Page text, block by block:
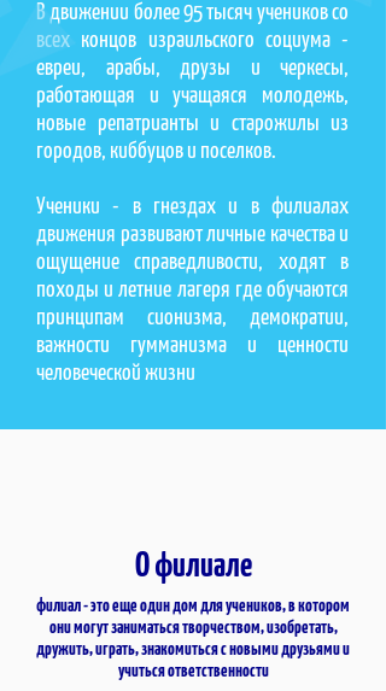
В движении более 95 тысяч учеников со
всех концов израильского социума -
евреи, арабы, друзы и черкесы,
работающая и учащаяся молодежь,
новые репатрианты и старожилы из
городов, киббуцов и поселков.
Ученики - в гнездах и в филиалах
движения развивают личные качества и
ощущение справедливости, ходят в
походы и летние лагеря где обучаются
принципам сионизма, демократии,
важности гумманизма и ценности
человеческой жизни
О филиале
филиал - это еще один дом для учеников, в котором
они могут заниматься творчеством, изобретать,
дружить, играть, знакомиться с новыми друзьями и
учиться ответственности